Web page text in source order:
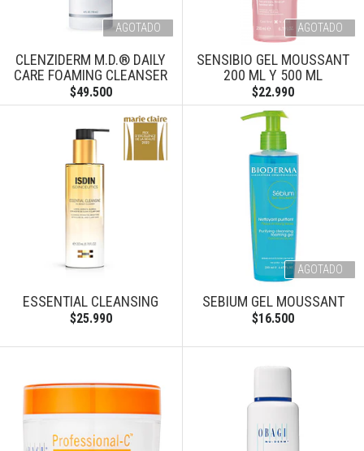
AGOTADO
CLENZIDERM M.D.® DAILY
CARE FOAMING CLEANSER
$49.500
AGOTADO
SENSIBIO GEL MOUSSANT
200 ML Y 500 ML
$22.990
ESSENTIAL CLEANSING
$25.990
AGOTADO
SEBIUM GEL MOUSSANT
$16.500